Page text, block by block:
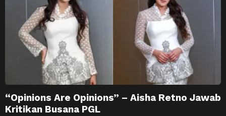
“Opinions Are Opinions” – Aisha Retno Jawab
Kritikan Busana PGL